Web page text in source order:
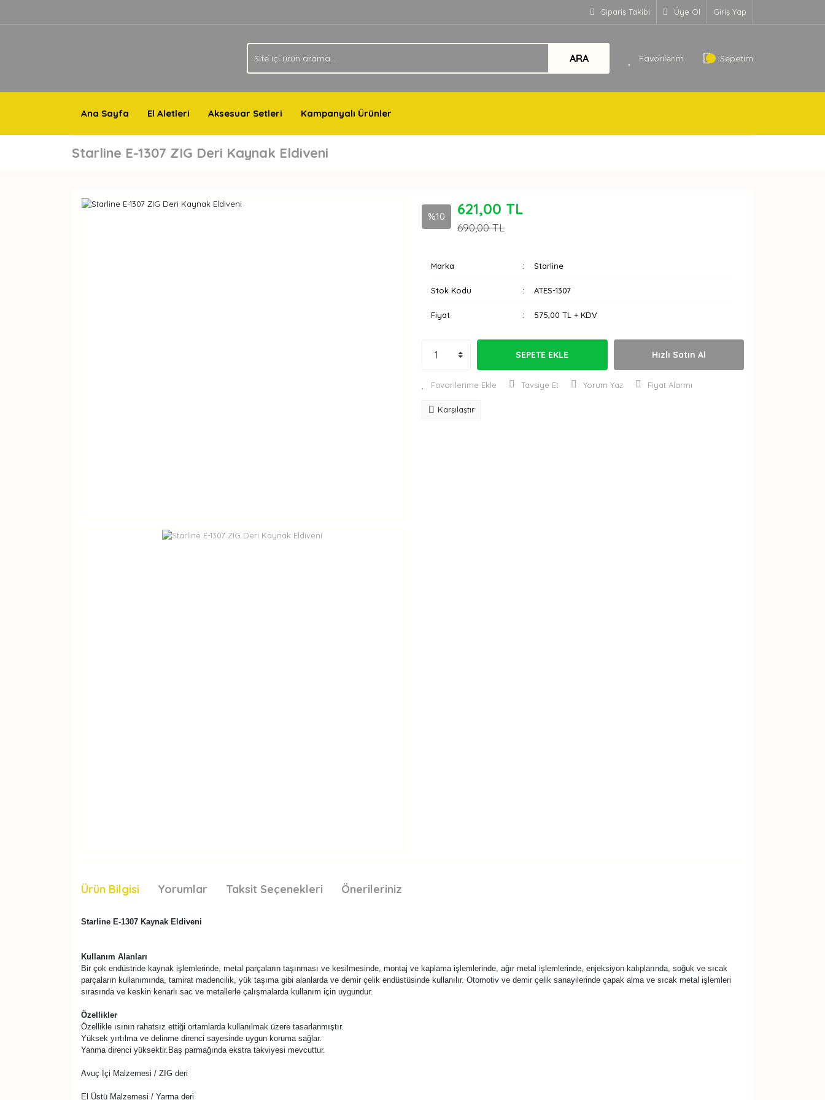
Sipariş Takibi Üye Ol Giriş Yap
ARA Favorilerim Sepetim
Ana Sayfa El Aletleri Aksesuar Setleri Kampanyalı Ürünler
Starline E-1307 ZIG Deri Kaynak Eldiveni
%10 621,00 TL
690,00 TL
Marka Starline
Stok Kodu ATES-1307
Fiyat 575,00 TL + KDV
SEPETE EKLE Hızlı Satın Al
Tavsiye Et Yorum Yaz Fiyat Alarmı
Karşılaştır
Ürün Bilgisi Yorumlar Taksit Seçenekleri Önerileriniz
Starline E-1307 Kaynak Eldiveni
Kullanım Alanları
Bir çok endüstride kaynak işlemlerinde, metal parçaların taşınması ve kesilmesinde, montaj ve kaplama işlemlerinde, ağır metal işlemlerinde, enjeksiyon kalıplarında, soğuk ve sıcak
parçaların kullanımında, tamirat madencilik, yük taşıma gibi alanlarda ve demir çelik endüstüsinde kullanılır. Otomotiv ve demir çelik sanayilerinde çapak alma ve sıcak metal işlemleri
sırasında ve keskin kenarlı sac ve metallerle çalışmalarda kullanım için uygundur.
Özellikler
Özellikle ısının rahatsız ettiği ortamlarda kullanılmak üzere tasarlanmıştır.
Yüksek yırtılma ve delinme direnci sayesinde uygun koruma sağlar.
Yanma direnci yüksektir.Baş parmağında ekstra takviyesi mevcuttur.
Avuç İçi Malzemesi / ZIG deri
El Üstü Malzemesi / Yarma deri